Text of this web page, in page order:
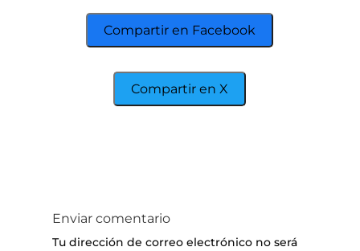
Compartir en Facebook
Compartir en X
Enviar comentario
Tu dirección de correo electrónico no será